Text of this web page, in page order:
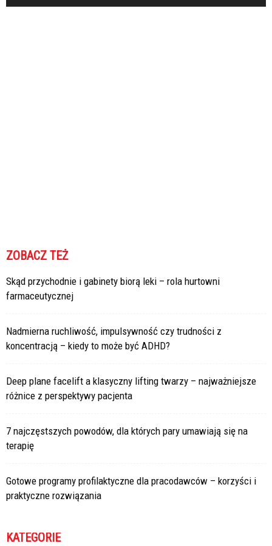
ZOBACZ TEŻ
Skąd przychodnie i gabinety biorą leki – rola hurtowni
farmaceutycznej
Nadmierna ruchliwość, impulsywność czy trudności z
koncentracją – kiedy to może być ADHD?
Deep plane facelift a klasyczny lifting twarzy – najważniejsze
różnice z perspektywy pacjenta
7 najczęstszych powodów, dla których pary umawiają się na
terapię
Gotowe programy profilaktyczne dla pracodawców – korzyści i
praktyczne rozwiązania
KATEGORIE